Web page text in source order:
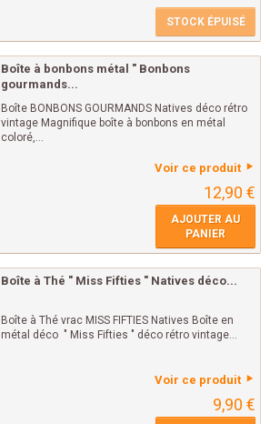
STOCK ÉPUISÉ
Boîte à bonbons métal " Bonbons
gourmands...
Boîte BONBONS GOURMANDS Natives déco rétro
vintage Magnifique boîte à bonbons en métal
coloré,...
Voir ce produit
12,90 €
AJOUTER AU
PANIER
Boîte à Thé " Miss Fifties " Natives déco...
Boîte à Thé vrac MISS FIFTIES Natives Boîte en
métal déco " Miss Fifties " déco rétro vintage...
Voir ce produit
9,90 €